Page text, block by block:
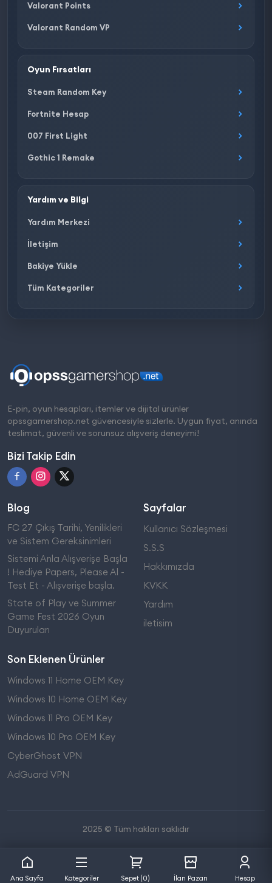
Ana Sayfa Kategoriler Sepet (0) İlan Pazarı Hesap
Valorant Points
Valorant Random VP
Oyun Fırsatları
Steam Random Key
Fortnite Hesap
007 First Light
Gothic 1 Remake
Yardım ve Bilgi
Yardım Merkezi
İletişim
Bakiye Yükle
Tüm Kategoriler
E-pin, oyun hesapları, itemler ve dijital ürünler
opssgamershop.net güvencesiyle sizlerle. Uygun fiyat, anında
teslimat, güvenli ve sorunsuz alışveriş deneyimi!
Bizi Takip Edin
Blog
FC 27 Çıkış Tarihi, Yenilikleri
ve Sistem Gereksinimleri
Sistemi Anla Alışverişe Başla
! Hediye Papers, Please Al -
Test Et - Alışverişe başla.
State of Play ve Summer
Game Fest 2026 Oyun
Duyuruları
Sayfalar
Kullanıcı Sözleşmesi
S.S.S
Hakkımızda
KVKK
Yardım
iletisim
Son Eklenen Ürünler
Windows 11 Home OEM Key
Windows 10 Home OEM Key
Windows 11 Pro OEM Key
Windows 10 Pro OEM Key
CyberGhost VPN
AdGuard VPN
2025 © Tüm hakları saklıdır